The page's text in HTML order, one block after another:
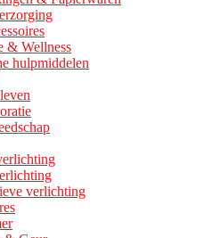
& Wellness
hulpmiddelen
verlichting